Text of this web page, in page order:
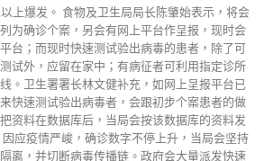
上爆发。 食物及卫生局局长陈肇始表示，将会
为确诊个案，另会有网上平台作呈报，现时会
台；而现时快速测试验出病毒的患者，除了可
试外，应留在家中；有病征者可利用指定诊所
。卫生署署长林文健补充，如网上呈报平台已
快速测试验出病毒者，会跟初步个案患者的做
资料在数据库后，当局会按该数据库的资料发
应疫情严峻，确诊数字不停上升，当局会坚持
离，并切断病毒传播链。政府会大量派发快速